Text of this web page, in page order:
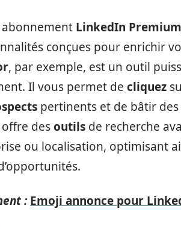
LinkedIn Premium
conçues pour enrichir
, par exemple, est un outil
Il vous permet de cliquez
pertinents et de bâtir
desoutils de recherche
ou localisation, optimisant
: Emoji annonce pour